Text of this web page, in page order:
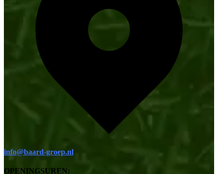
info@baard-groep.nl
OPENINGSUREN: